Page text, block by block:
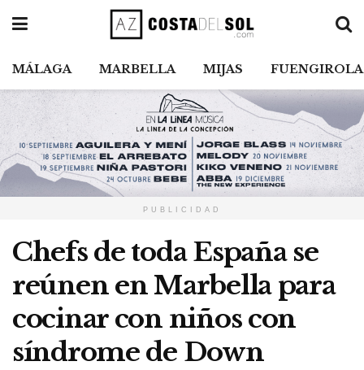
MÁLAGA MARBELLA MIJAS FUENGIROLA
PUBLICIDAD
Chefs de toda España se
reúnen en Marbella para
cocinar con niños con
síndrome de Down